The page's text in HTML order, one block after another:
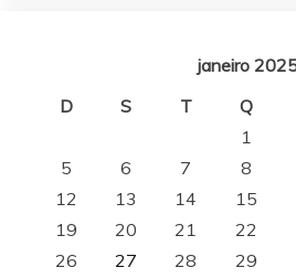
janeiro
D
S T Q
1
5
6 7 8
12
13 14 15
19
20 21 22
26
27 28 29